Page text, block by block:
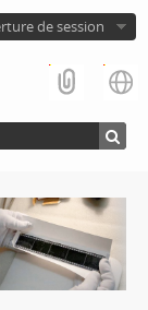
de session